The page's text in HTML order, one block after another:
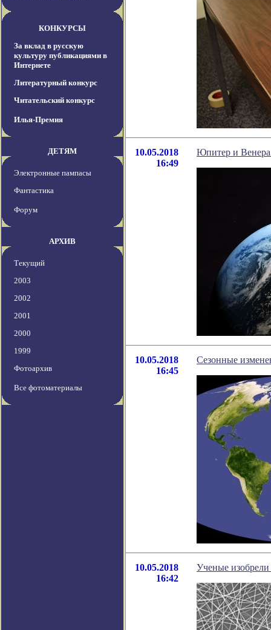
КОНКУРСЫ
За вклад в русскую
культуру публикациями в
Интернете
Литературный конкурс
Читательский конкурс
Илья-Премия
ДЕТЯМ
Электронные пампасы
Фантастика
Форум
АРХИВ
Текущий
2003
2002
2001
2000
1999
Фотоархив
Все фотоматериалы
10.05.2018
16:49
Юпитер и Венера
10.05.2018
16:45
Сезонные
10.05.2018
16:42
Ученые